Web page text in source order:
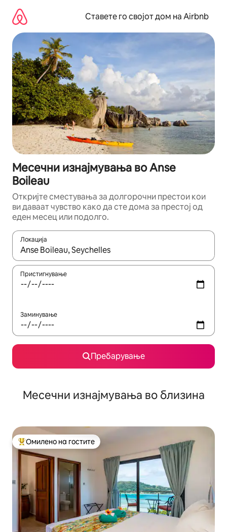
содржина
Ставете го својот дом на Airbnb
Месечни изнајмувања во Anse
Boileau
Откријте сместувања за долгорочни престои кои
ви даваат чувство како да сте дома за престој од
еден месец или подолго.
Локација
Кога резултатите се достапни, движете се со копчињата
Пристигнување
Заминување
Пребарување
Месечни изнајмувања во близина
Меѓу најуспешните „Омилени на гостите“
Омилено на гостите